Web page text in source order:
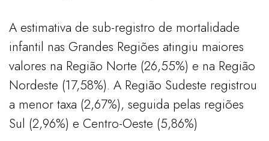
A estimativa de sub-registro de mortalidade
infantil nas Grandes Regiões atingiu maiores
valores na Região Norte (26,55%) e na Região
Nordeste (17,58%). A Região Sudeste registrou
a menor taxa (2,67%), seguida pelas regiões
Sul (2,96%) e Centro-Oeste (5,86%)